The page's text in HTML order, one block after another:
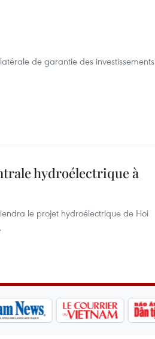
de garantie des investissements
hydroélectrique à
le projet hydroélectrique de Hoi